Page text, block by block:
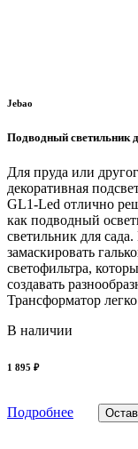
Jebao
Подводный светильник
Для пруда или
декоративная
GL1-Led отлично
как подводный
светильник для
замаскировать
светофильтра,
создавать
Трансформатор
В наличии
1 895 ₽
Подробнее